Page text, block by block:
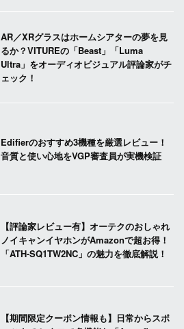
AR／XRグラスはホームシアターの夢を見
るか？VITUREの「Beast」「Luma
Ultra」をオーディオビジュアル評論家がチ
ェック！
Edifierのおすすめ3機種を厳選レビュー！
音質と使い心地をVGP審査員が実機検証
【評論家レビュー有】オーテクのおしゃれ
ノイキャンイヤホンがAmazonで超お得！
「ATH-SQ1TW2NC」の魅力を徹底解説！
【期間限定クーポン情報も】日常からスポ